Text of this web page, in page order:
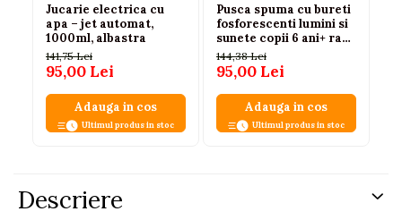
Jucarie electrica cu
apa – jet automat,
1000ml, albastra
141,75 Lei
95,00 Lei
Adauga in cos
Ultimul produs in stoc
Pusca spuma cu bureti
fosforescenti lumini si
sunete copii 6 ani+ raza
45 m
144,38 Lei
95,00 Lei
Adauga in cos
Ultimul produs in stoc
Descriere